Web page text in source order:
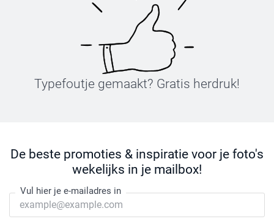
Typefoutje gemaakt? Gratis herdruk!
De beste promoties & inspiratie voor je foto's
wekelijks in je mailbox!
Vul hier je e-mailadres in